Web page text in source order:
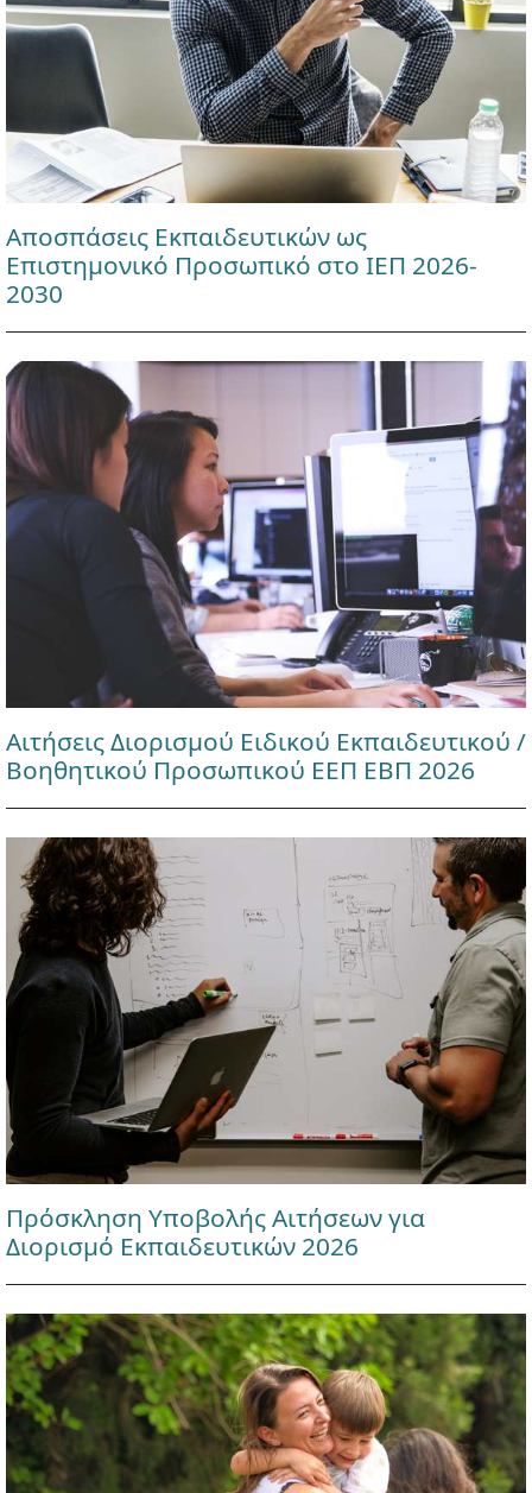
Αποσπάσεις Εκπαιδευτικών ως
Επιστημονικό Προσωπικό στο ΙΕΠ 2026-
2030
Αιτήσεις Διορισμού Ειδικού Εκπαιδευτικού /
Βοηθητικού Προσωπικού ΕΕΠ ΕΒΠ 2026
Πρόσκληση Υποβολής Αιτήσεων για
Διορισμό Εκπαιδευτικών 2026